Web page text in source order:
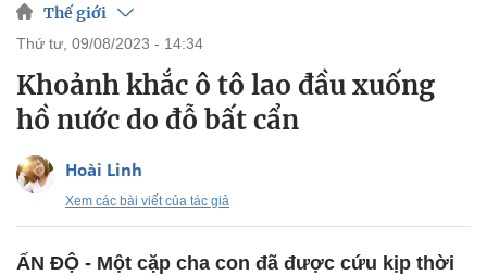
Thế giới
thứ tư, 09/08/2023 - 14:34
Khoảnh khắc ô tô lao đầu xuống
hồ nước do đỗ bất cẩn
Hoài Linh
Xem các bài viết của tác giả
ẤN ĐỘ - Một cặp cha con đã được cứu kịp thời